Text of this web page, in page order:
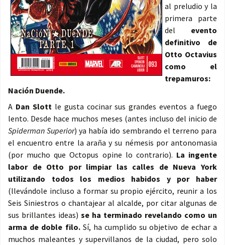
al preludio y la
primera parte
del evento
definitivo de
Otto Octavius
como el
trepamuros:
Nación Duende.
A Dan Slott le gusta cocinar sus grandes eventos a fuego
lento. Desde hace muchos meses (antes incluso del inicio de
Spiderman Superior) ya había ido sembrando el terreno para
el encuentro entre la araña y su némesis por antonomasia
(por mucho que Octopus opine lo contrario). La ingente
labor de Otto por limpiar las calles de Nueva York
utilizando todos los medios habidos y por haber
(llevándole incluso a formar su propio ejército, reunir a los
Seis Siniestros o chantajear al alcalde, por citar algunas de
sus brillantes ideas) se ha terminado revelando como un
arma de doble filo.Sí, ha cumplido su objetivo de echar a
muchos maleantes y supervillanos de la ciudad, pero solo